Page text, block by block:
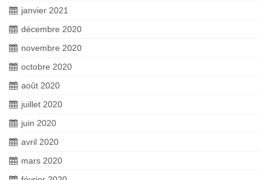
janvier 2021
décembre 2020
novembre 2020
octobre 2020
août 2020
juillet 2020
juin 2020
avril 2020
mars 2020